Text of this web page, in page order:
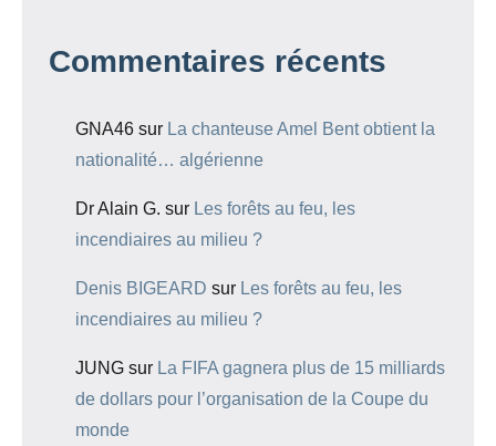
Commentaires récents
GNA46 sur La chanteuse Amel Bent obtient la
nationalité… algérienne
Dr Alain G. sur Les forêts au feu, les
incendiaires au milieu ?
Denis BIGEARD sur Les forêts au feu, les
incendiaires au milieu ?
JUNG sur La FIFA gagnera plus de 15 milliards
de dollars pour l’organisation de la Coupe du
monde